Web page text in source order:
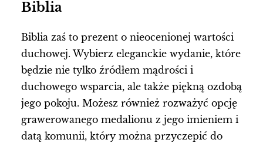
Biblia
Biblia zaś to prezent o nieocenionej wartości
duchowej. Wybierz eleganckie wydanie, które
będzie nie tylko źródłem mądrości i
duchowego wsparcia, ale także piękną ozdobą
jego pokoju. Możesz również rozważyć opcję
grawerowanego medalionu z jego imieniem i
datą komunii, który można przyczepić do